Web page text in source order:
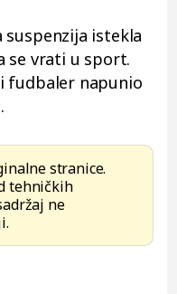
istekla
se vrati u sport.
fudbaler napunio
stranice.
tehničkih
ne